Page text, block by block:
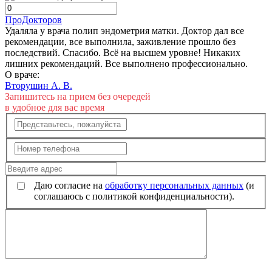
ПроДокторов
Удаляла у врача полип эндометрия матки. Доктор дал все
рекомендации, все выполнила, заживление прошло без
последствий. Спасибо. Всё на высшем уровне! Никаких
лишних рекомендаций. Все выполнено профессионально.
О враче:
Вторушин А. В.
Запишитесь на прием без очередей
в удобное для вас время
Даю согласие на обработку персональных данных (и
соглашаюсь с политикой конфиденциальности).